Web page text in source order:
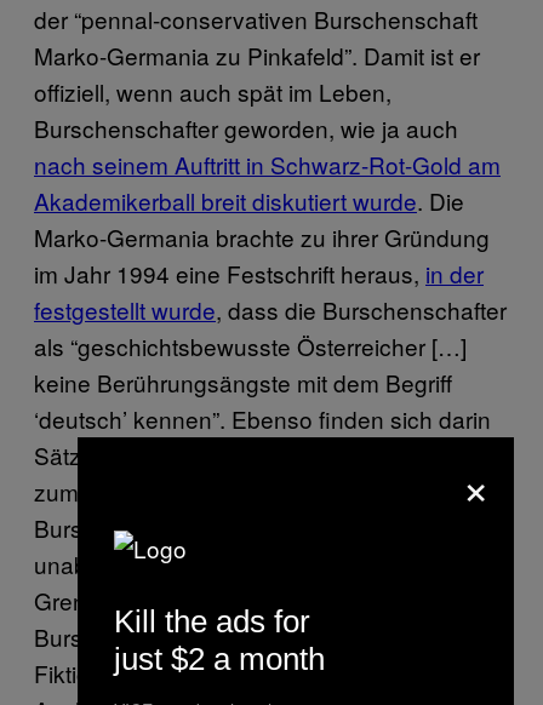
der “pennal-conservativen Burschenschaft
Marko-Germania zu Pinkafeld”. Damit ist er
offiziell, wenn auch spät im Leben,
Burschenschafter geworden, wie ja auch
nach seinem Auftritt in Schwarz-Rot-Gold am
Akademikerball breit diskutiert wurde. Die
Marko-Germania brachte zu ihrer Gründung
im Jahr 1994 eine Festschrift heraus, in der
festgestellt wurde, dass die Burschenschafter
als “geschichtsbewusste Österreicher […]
keine Berührungsängste mit dem Begriff
‘deutsch’ kennen”. Ebenso finden sich darin
Sätze wie “Unbeschadet ihres Bekenntnisses
zum selbständigen Staat Österreich sieht die
Burschenschaft das deutsche Vaterland
unabhängig von bestehenden staatlichen
Grenzen”, und natürlich lehnt die
Burschenschaft “die geschichtswidrige
Fiktion einer ‘österreichischen Nation’ ab”.
×
Kill the ads for
just $2 a month